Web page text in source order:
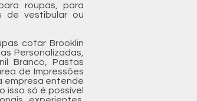
roupas, para
de vestibular ou
cotar Brooklin
Personalizadas,
Branco, Pastas
de Impressões
empresa entende
isso só é possível